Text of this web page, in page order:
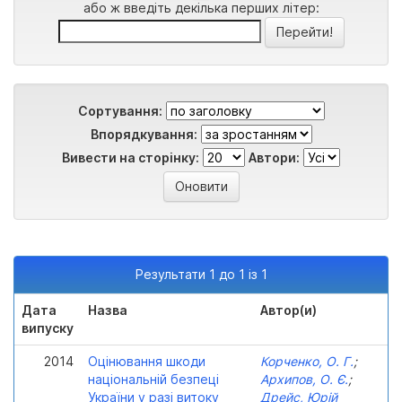
або ж введіть декілька перших літер:
Сортування:
Впорядкування:
Вивести на сторінку:
Автори:
Результати 1 до 1 із 1
Дата
випуску
Назва Автор(и)
2014
Оцінювання шкоди
національній безпеці
України у разі витоку
Корченко, О. Г.;
Архипов, О. Є.;
Дрейс, Юрій